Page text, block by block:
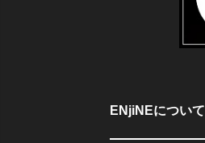
ENjiNEについて